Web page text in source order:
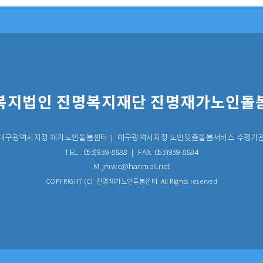
지법인 진명복지재단 진명재가노인돌
구광역시지정 재가노인돌봄센터｜ 대구광역시지정 노인맞춤돌봄서비스 수행기
TEL . 053)939-8888 ｜ FAX. 053)939-8884
M. jmwc@hanmail.net
COPYRIGHT (C) 진명재가노인돌봄센터 All Rights reserved